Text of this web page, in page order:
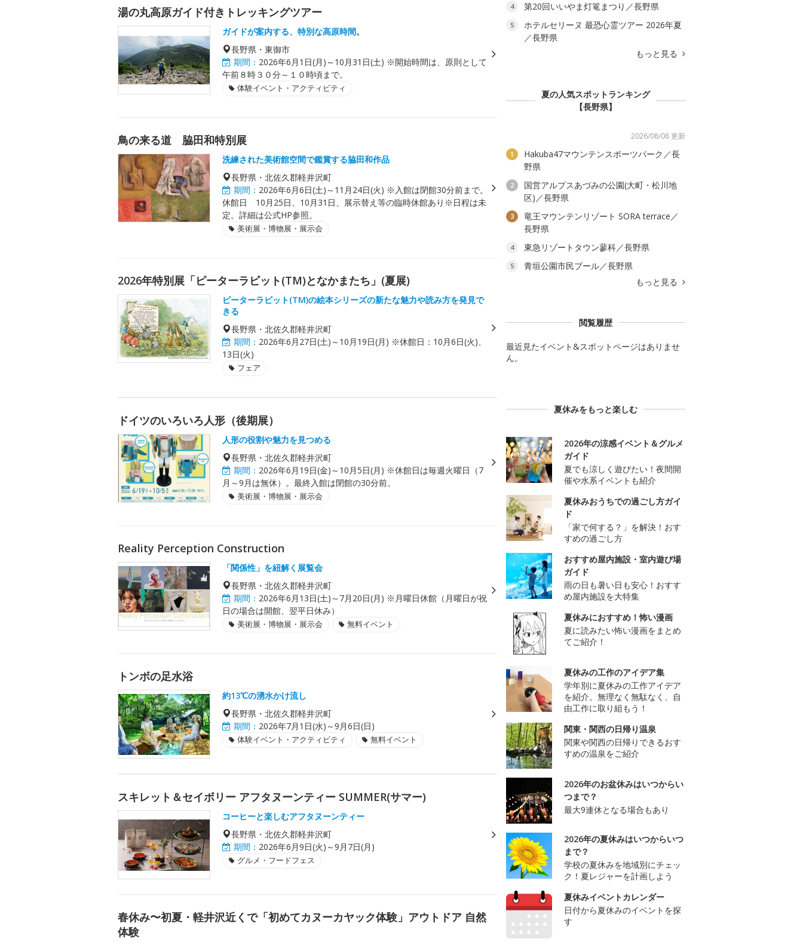
湯の丸高原ガイド付きトレッキングツアー
ガイドが案内する、特別な高原時間。
長野県・東御市
期間： 2026年6月1日(月)～10月31日(土) ※開始時間は、原則として
午前８時３０分～１０時頃まで。
体験イベント・アクティビティ
鳥の来る道 脇田和特別展
洗練された美術館空間で鑑賞する脇田和作品
長野県・北佐久郡軽井沢町
期間： 2026年6月6日(土)～11月24日(火) ※入館は閉館30分前まで。
休館日 10月25日、10月31日、展示替え等の臨時休館あり※日程は未
定。詳細は公式HP参照。
美術展・博物展・展示会
2026年特別展「ピーターラビット(TM)となかまたち」(夏展)
ピーターラビット(TM)の絵本シリーズの新たな魅力や読み方を発見で
きる
長野県・北佐久郡軽井沢町
期間： 2026年6月27日(土)～10月19日(月) ※休館日：10月6日(火)、
13日(火)
フェア
ドイツのいろいろ人形（後期展）
人形の役割や魅力を見つめる
長野県・北佐久郡軽井沢町
期間： 2026年6月19日(金)～10月5日(月) ※休館日は毎週火曜日（7
月～9月は無休）。最終入館は閉館の30分前。
美術展・博物展・展示会
Reality Perception Construction
「関係性」を紐解く展覧会
長野県・北佐久郡軽井沢町
期間： 2026年6月13日(土)～7月20日(月) ※月曜日休館（月曜日が祝
日の場合は開館、翌平日休み）
美術展・博物展・展示会 無料イベント
トンボの足水浴
約13℃の湧水かけ流し
長野県・北佐久郡軽井沢町
期間： 2026年7月1日(水)～9月6日(日)
体験イベント・アクティビティ 無料イベント
スキレット＆セイボリー アフタヌーンティー SUMMER(サマー)
コーヒーと楽しむアフタヌーンティー
長野県・北佐久郡軽井沢町
期間： 2026年6月9日(火)～9月7日(月)
グルメ・フードフェス
春休み〜初夏・軽井沢近くで「初めてカヌーカヤック体験」アウトドア 自然
体験
4 第20回いいやま灯篭まつり／長野県
5
ホテルセリーヌ 最恐心霊ツアー 2026年夏
／長野県
もっと見る
夏の人気スポットランキング
【長野県】
2026/08/08 更新
1
Hakuba47マウンテンスポーツパーク／長
野県
2
国営アルプスあづみの公園(大町・松川地
区)／長野県
3
竜王マウンテンリゾート SORA terrace／
長野県
4 東急リゾートタウン蓼科／長野県
5
青垣公園市民プール／長野県
もっと見る
閲覧履歴
最近見たイベント&スポットページはありませ
ん。
夏休みをもっと楽しむ
2026年の涼感イベント＆グルメ
ガイド
夏でも涼しく遊びたい！夜間開
催や水系イベントも紹介
夏休みおうちでの過ごし方ガイ
ド
「家で何する？」を解決！おす
すめの過ごし方
おすすめ屋内施設・室内遊び場
ガイド
雨の日も暑い日も安心！おすす
め屋内施設を大特集
夏休みにおすすめ！怖い漫画
夏に読みたい怖い漫画をまとめ
てご紹介！
夏休みの工作のアイデア集
学年別に夏休みの工作アイデア
を紹介。無理なく無駄なく、自
由工作に取り組もう！
関東・関西の日帰り温泉
関東や関西の日帰りできるおす
すめの温泉をご紹介
2026年のお盆休みはいつからい
つまで？
最大9連休となる場合もあり
2026年の夏休みはいつからいつ
まで？
学校の夏休みを地域別にチェッ
ク！夏レジャーを計画しよう
夏休みイベントカレンダー
日付から夏休みのイベントを探
す